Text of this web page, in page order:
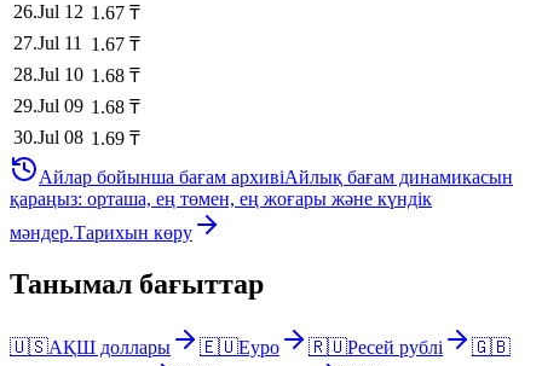
26.Jul 12 1.67 ₸
27.Jul 11 1.67 ₸
28.Jul 10 1.68 ₸
29.Jul 09 1.68 ₸
30.Jul 08 1.69 ₸
Айлар бойынша бағам архивіАйлық бағам динамикасын
қараңыз: орташа, ең төмен, ең жоғары және күндік
мәндер.Тарихын көру
Танымал бағыттар
🇺🇸АҚШ доллары 🇪🇺Еуро 🇷🇺Ресей рублі
🇬🇧